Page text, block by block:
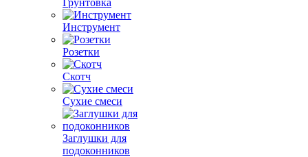
Инструмент
Розетки
Скотч
Сухие смеси
Заглушки для
подоконников